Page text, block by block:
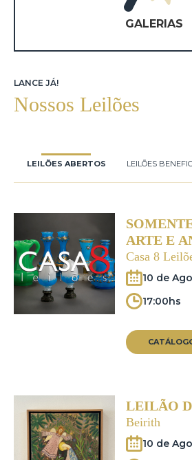
GALERIAS
LANCE JÁ!
Nossos Leilões
LEILÕES ABERTOS LEILÕES
ARTE E
Casa 8
10 de
17:00hs
LEILÃO
Beirith
10 de